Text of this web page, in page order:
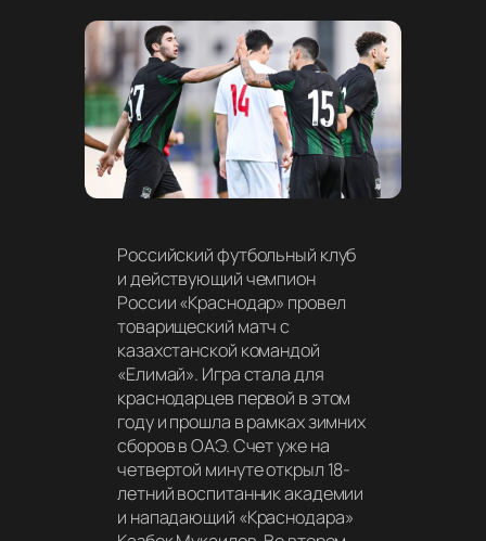
Российский футбольный клуб
и действующий чемпион
России «Краснодар» провел
товарищеский матч с
казахстанской командой
«Елимай». Игра стала для
краснодарцев первой в этом
году и прошла в рамках зимних
сборов в ОАЭ. Счет уже на
четвертой минуте открыл 18-
летний воспитанник академии
и нападающий «Краснодара»